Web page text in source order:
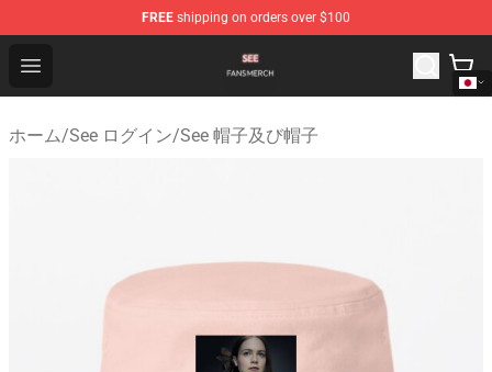
FREE shipping on orders over $100
Open menu
See Shop - Official See Merchandise Store
ホーム/See ログイン/See 帽子及び帽子